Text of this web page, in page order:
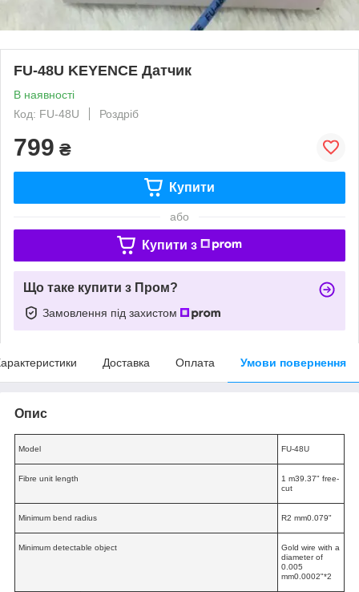
FU-48U KEYENCE Датчик
В наявності
Код: FU-48U
Роздріб
799 ₴
Купити
або
Купити з
Що таке купити з Пром?
Замовлення під захистом
Доставка Оплата Умови повернення
Опис
Model FU-48U
Fibre unit length 1 m39.37" free-
cut
Minimum bend radius R2 mm0.079"
Minimum detectable object
Gold wire with a
diameter of
0.005
mm0.0002"*2